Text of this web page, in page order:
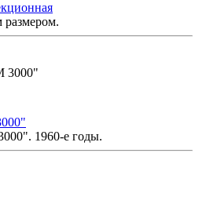
1960-е годы.